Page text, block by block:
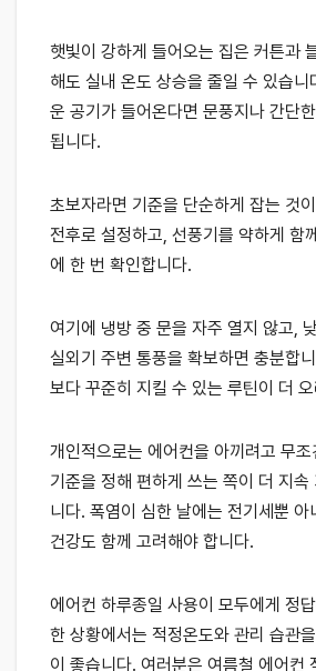
햇빛이 강하게 들어오는 집은 커튼과
해도 실내 온도 상승을 줄일 수 있습니
운 공기가 들어온다면 문풍지나 간단
됩니다.
초보자라면 기준을 단순하게 잡는 것
전후로 설정하고, 선풍기를 약하게 함
에 한 번 확인합니다.
여기에 냉방 중 문을 자주 열지 않고,
실외기 주변 통풍을 확보하면 충분합
보다 꾸준히 지킬 수 있는 루틴이 더
개인적으로는 에어컨을 아끼려고 무조
기준을 정해 편하게 쓰는 쪽이 더 지속
니다. 폭염이 심한 날에는 전기세뿐 아
건강도 함께 고려해야 합니다.
에어컨 하루종일 사용이 모두에게 정
한 상황에서는 적정온도와 관리 습관
이 좋습니다. 여러분은 여름철 에어컨